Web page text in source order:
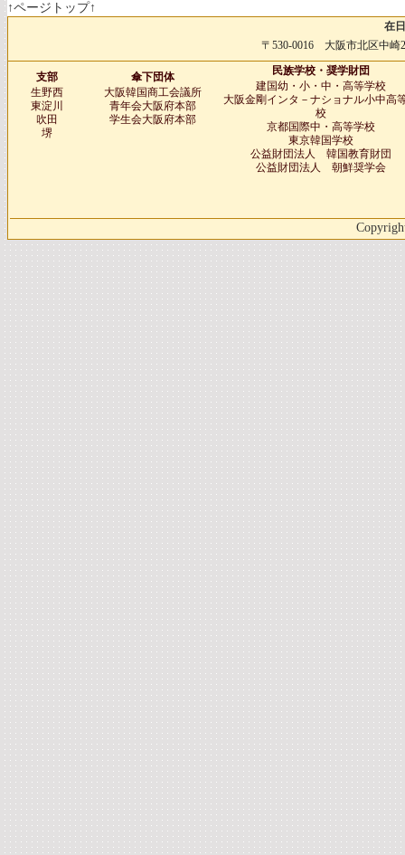
↑ページトップ↑
在
〒530-0016 大阪市北区中
支部
生野西
東淀川
吹田
堺
傘下団体
大阪韓国商工会議所
青年会大阪府本部
学生会大阪府本部
民族学校・奨学財団
建国幼・小・中・高等学校
大阪金剛インタ－ナショナル小中高
校
京都国際中・高等学校
東京韓国学校
公益財団法人 韓国教育財団
公益財団法人 朝鮮奨学会